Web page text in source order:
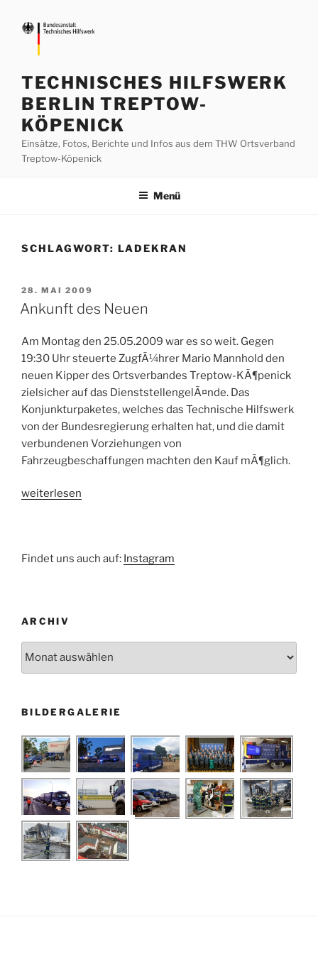
Inhalt
springen
TECHNISCHES HILFSWERK
BERLIN TREPTOW-
KÖPENICK
Einsätze, Fotos, Berichte und Infos aus dem THW Ortsverband
Treptow-Köpenick
Menü
SCHLAGWORT: LADEKRAN
VERÖFFENTLICHT
AM
28. MAI 2009
Ankunft des Neuen
Am Montag den 25.05.2009 war es so weit. Gegen
19:30 Uhr steuerte ZugfÃ¼hrer Mario Mannhold den
neuen Kipper des Ortsverbandes Treptow-KÃ¶penick
zielsicher auf das DienststellengelÃ¤nde. Das
Konjunkturpaketes, welches das Technische Hilfswerk
von der Bundesregierung erhalten hat, und die damit
verbundenen Vorziehungen von
Fahrzeugbeschaffungen machten den Kauf mÃ¶glich.
„Ankunft
weiterlesen
Findet uns auch auf: Instagram
ARCHIV
BILDERGALERIE